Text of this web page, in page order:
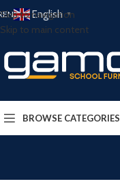
Skip to navigation
Skip to main content
EN English ▼
BROWSE CATEGORIES